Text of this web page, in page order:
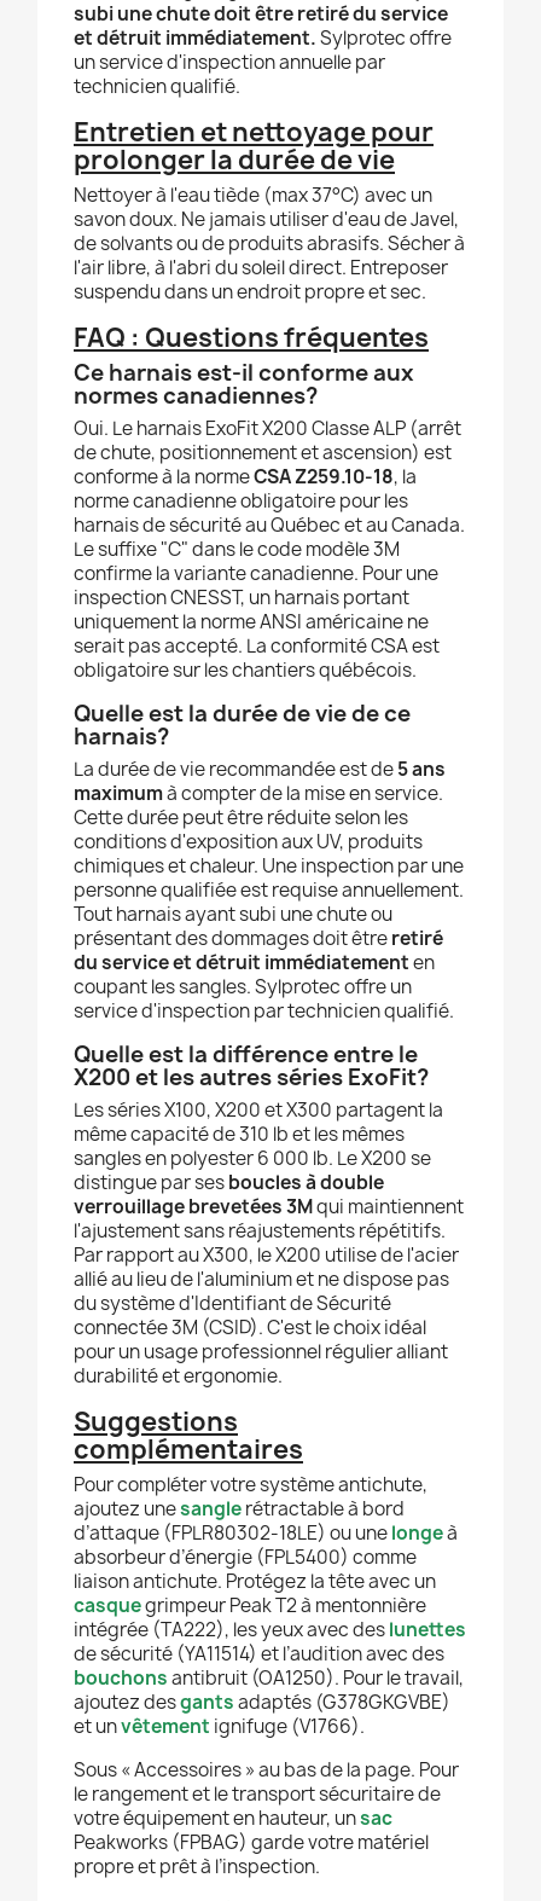
subi une chute doit être retiré du service
et détruit immédiatement.Sylprotec offre
un service d'inspection annuelle par
technicien qualifié.
Entretien et nettoyage pour
prolonger la durée de vie
Nettoyer à l'eau tiède (max 37°C) avec un
savon doux. Ne jamais utiliser d'eau de Javel,
de solvants ou de produits abrasifs. Sécher à
l'air libre, à l'abri du soleil direct. Entreposer
suspendu dans un endroit propre et sec.
FAQ : Questions fréquentes
Ce harnais est-il conforme aux
normes canadiennes?
Oui. Le harnais ExoFit X200 Classe ALP (arrêt
de chute, positionnement et ascension) est
conforme à la normeCSA Z259.10-18, la
norme canadienne obligatoire pour les
harnais de sécurité au Québec et au Canada.
Le suffixe "C" dans le code modèle 3M
confirme la variante canadienne. Pour une
inspection CNESST, un harnais portant
uniquement la norme ANSI américaine ne
serait pas accepté. La conformité CSA est
obligatoire sur les chantiers québécois.
Quelle est la durée de vie de ce
harnais?
La durée de vie recommandée est de5 ans
maximumà compter de la mise en service.
Cette durée peut être réduite selon les
conditions d'exposition aux UV, produits
chimiques et chaleur. Une inspection par une
personne qualifiée est requise annuellement.
Tout harnais ayant subi une chute ou
présentant des dommages doit êtreretiré
du service et détruit immédiatementen
coupant les sangles. Sylprotec offre un
service d'inspection par technicien qualifié.
Quelle est la différence entre le
X200 et les autres séries ExoFit?
Les séries X100, X200 et X300 partagent la
même capacité de 310 lb et les mêmes
sangles en polyester 6 000 lb. Le X200 se
distingue par sesboucles à double
verrouillage brevetées 3Mqui maintiennent
l'ajustement sans réajustements répétitifs.
Par rapport au X300, le X200 utilise de l'acier
allié au lieu de l'aluminium et ne dispose pas
du système d'Identifiant de Sécurité
connectée 3M (CSID). C'est le choix idéal
pour un usage professionnel régulier alliant
durabilité et ergonomie.
Suggestions
complémentaires
Pour compléter votre système antichute,
ajoutez unesanglerétractable à bord
d’attaque (FPLR80302-18LE) ou unelongeà
absorbeur d’énergie (FPL5400) comme
liaison antichute. Protégez la tête avec un
casquegrimpeur Peak T2 à mentonnière
intégrée (TA222), les yeux avec deslunettes
de sécurité (YA11514) et l’audition avec des
bouchonsantibruit (OA1250). Pour le travail,
ajoutez desgantsadaptés (G378GKGVBE)
et unvêtement ignifuge (V1766).
Sous « Accessoires » au bas de la page. Pour
le rangement et le transport sécuritaire de
votre équipement en hauteur, unsac
Peakworks (FPBAG) garde votre matériel
propre et prêt à l’inspection.